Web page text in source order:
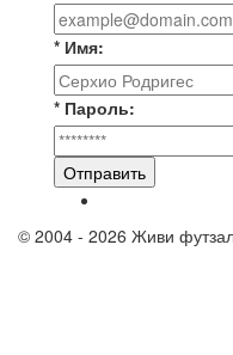
* Имя:
* Пароль:
Отправить
© 2004 - 2026 Живи